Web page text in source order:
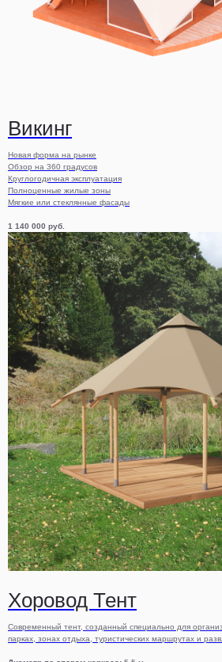
Викинг
Новая форма на рынке
Обзор на 360 градусов
Круглогодичная эксплуатация
Полноценные жилые зоны
Мягкие или стеклянные фасады
1 140 000 руб.
Хоровод Тент
Современный тент, созданный специально для
парках, зонах отдыха, туристических маршрутах и